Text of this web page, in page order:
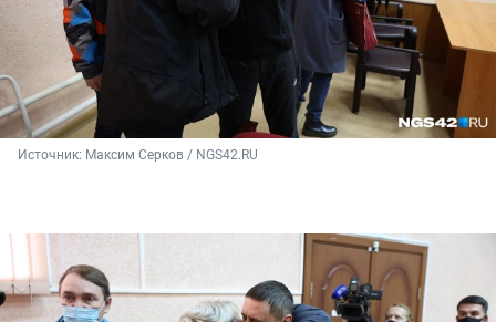
Источник: Максим Серков / NGS42.RU